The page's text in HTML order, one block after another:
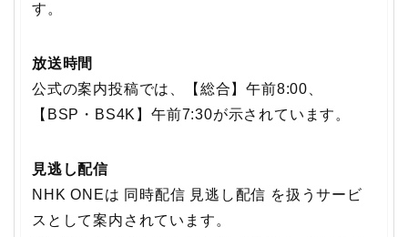
す。
放送時間
公式の案内投稿では、【総合】午前8:00、
【BSP・BS4K】午前7:30が示されています。
見逃し配信
NHK ONEは 同時配信 見逃し配信 を扱うサービ
スとして案内されています。